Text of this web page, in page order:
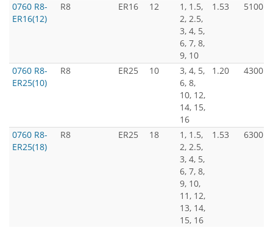
0760 R8-
ER16(12)
R8 ER16 12
1, 1.5,
2, 2.5,
3, 4, 5,
6, 7, 8,
9, 10
1.53 5100
0760 R8-
ER25(10)
R8 ER25 10
3, 4, 5,
6, 8,
10, 12,
14, 15,
16
1.20 4300
0760 R8-
ER25(18)
R8 ER25 18
1, 1.5,
2, 2.5,
3, 4, 5,
6, 7, 8,
9, 10,
11, 12,
13, 14,
15, 16
1.53 6300